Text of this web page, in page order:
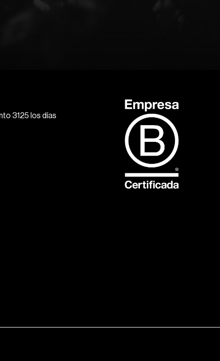
3125 los días